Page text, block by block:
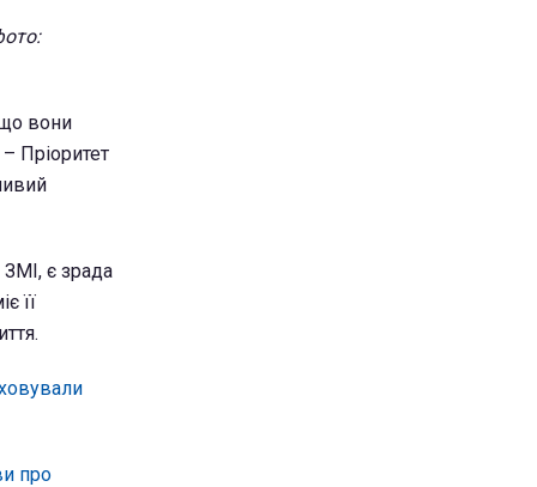
вони
Пріоритет
є зрада
її
про